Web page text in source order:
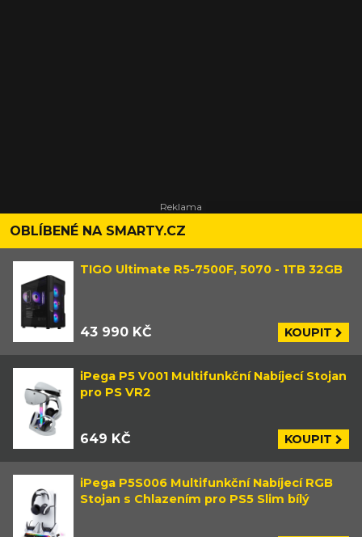
OBLÍBENÉ NA SMARTY.CZ
TIGO Ultimate R5-7500F, 5070 - 1TB 32GB
43 990 KČ KOUPIT
iPega P5 V001 Multifunkční Nabíjecí Stojan
pro PS VR2
649 KČ KOUPIT
iPega P5S006 Multifunkční Nabíjecí RGB
Stojan s Chlazením pro PS5 Slim bílý